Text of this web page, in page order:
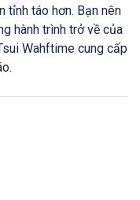
tỉnh táo hơn. Bạn nên
hành trình trở về của
Wahftime cung cấp